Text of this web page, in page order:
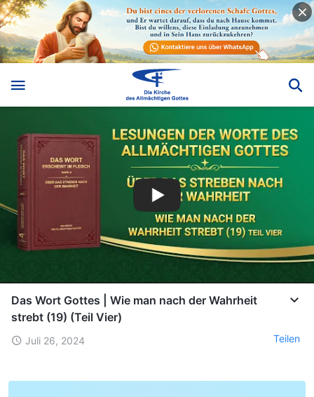
Das Wort Gottes | Wie man nach der Wahrheit
strebt (19) (Teil Vier)
Juli 26, 2024 Teilen